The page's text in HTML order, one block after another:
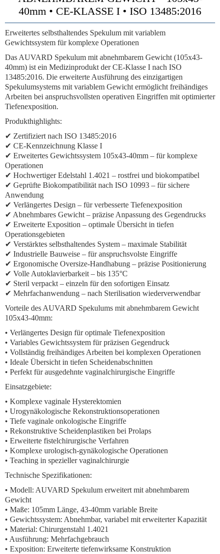
40mm • CE-KLASSE I • ISO 13485:2016
Erweitertes selbsthaltendes Spekulum mit variablem
Gewichtssystem für komplexe Operationen
Das AUVARD Spekulum mit abnehmbarem Gewicht (105x43-
40mm) ist ein Medizinprodukt der CE-Klasse I nach ISO
13485:2016. Die erweiterte Ausführung des einzigartigen
Spekulumsystems mit variablem Gewicht ermöglicht freihändiges
Arbeiten bei anspruchsvollsten operativen Eingriffen mit optimierter
Tiefenexposition.
Produkthighlights:
✔ Zertifiziert nach ISO 13485:2016
✔ CE-Kennzeichnung Klasse I
✔ Erweitertes Gewichtssystem 105x43-40mm – für komplexe
Operationen
✔ Hochwertiger Edelstahl 1.4021 – rostfrei und biokompatibel
✔ Geprüfte Biokompatibilität nach ISO 10993 – für sichere
Anwendung
✔ Verlängertes Design – für verbesserte Tiefenexposition
✔ Abnehmbares Gewicht – präzise Anpassung des Gegendrucks
✔ Erweiterte Exposition – optimale Übersicht in tiefen
Operationsgebieten
✔ Verstärktes selbsthaltendes System – maximale Stabilität
✔ Industrielle Bauweise – für anspruchsvolste Eingriffe
✔ Ergonomische Oversize-Handhabung – präzise Positionierung
✔ Volle Autoklavierbarkeit – bis 135°C
✔ Steril verpackt – einzeln für den sofortigen Einsatz
✔ Mehrfachanwendung – nach Sterilisation wiederverwendbar
Vorteile des AUVARD Spekulums mit abnehmbarem Gewicht
105x43-40mm:
• Verlängertes Design für optimale Tiefenexposition
• Variables Gewichtssystem für präzisen Gegendruck
• Vollständig freihändiges Arbeiten bei komplexen Operationen
• Ideale Übersicht in tiefen Scheidenabschnitten
• Perfekt für ausgedehnte vaginalchirurgische Eingriffe
Einsatzgebiete:
• Komplexe vaginale Hysterektomien
• Urogynäkologische Rekonstruktionsoperationen
• Tiefe vaginale onkologische Eingriffe
• Rekonstruktive Scheidenplastiken bei Prolaps
• Erweiterte fistelchirurgische Verfahren
• Komplexe urologisch-gynäkologische Operationen
• Teaching in spezieller vaginalchirurgie
Technische Spezifikationen:
• Modell: AUVARD Spekulum erweitert mit abnehmbarem
Gewicht
• Maße: 105mm Länge, 43-40mm variable Breite
• Gewichtssystem: Abnehmbar, variabel mit erweiterter Kapazität
• Material: Chirurgenstahl 1.4021
• Ausführung: Mehrfachgebrauch
• Exposition: Erweiterte tiefenwirksame Konstruktion